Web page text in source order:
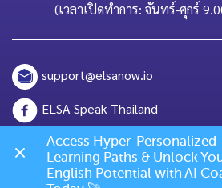
(เวลาเปิดทำการ: จันทร์-ศุกร์
support@elsanow.io
ELSA Speak Thailand
Channel ID: @elsaspeak
139 Old Orchard Dr, Los Gatos,
Access Hyper-Personalized
Learning Paths & Unlock
English Potential with AI